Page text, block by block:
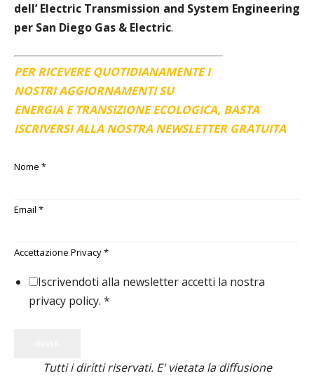
dell’ Electric Transmission and System Engineering
per San Diego Gas & Electric.
PER RICEVERE QUOTIDIANAMENTE I
NOSTRI AGGIORNAMENTI SU
ENERGIA E TRANSIZIONE ECOLOGICA, BASTA
ISCRIVERSI ALLA NOSTRA NEWSLETTER GRATUITA
Nome *
Email *
Accettazione Privacy*
Iscrivendoti alla newsletter accetti la nostra
privacy policy. *
Tutti i diritti riservati. E' vietata la diffusione